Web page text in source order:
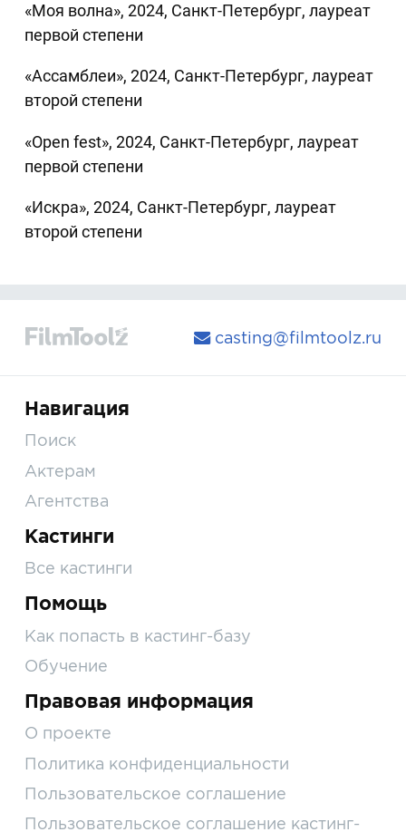
«Моя волна», 2024, Санкт-Петербург, лауреат
первой степени
«Ассамблеи», 2024, Санкт-Петербург, лауреат
второй степени
«Open fest», 2024, Санкт-Петербург, лауреат
первой степени
«Искра», 2024, Санкт-Петербург, лауреат
второй степени
casting@filmtoolz.ru
Навигация
Поиск
Актерам
Агентства
Кастинги
Все кастинги
Помощь
Как попасть в кастинг-базу
Обучение
Правовая информация
О проекте
Политика конфиденциальности
Пользовательское соглашение
Пользовательское соглашение кастинг-